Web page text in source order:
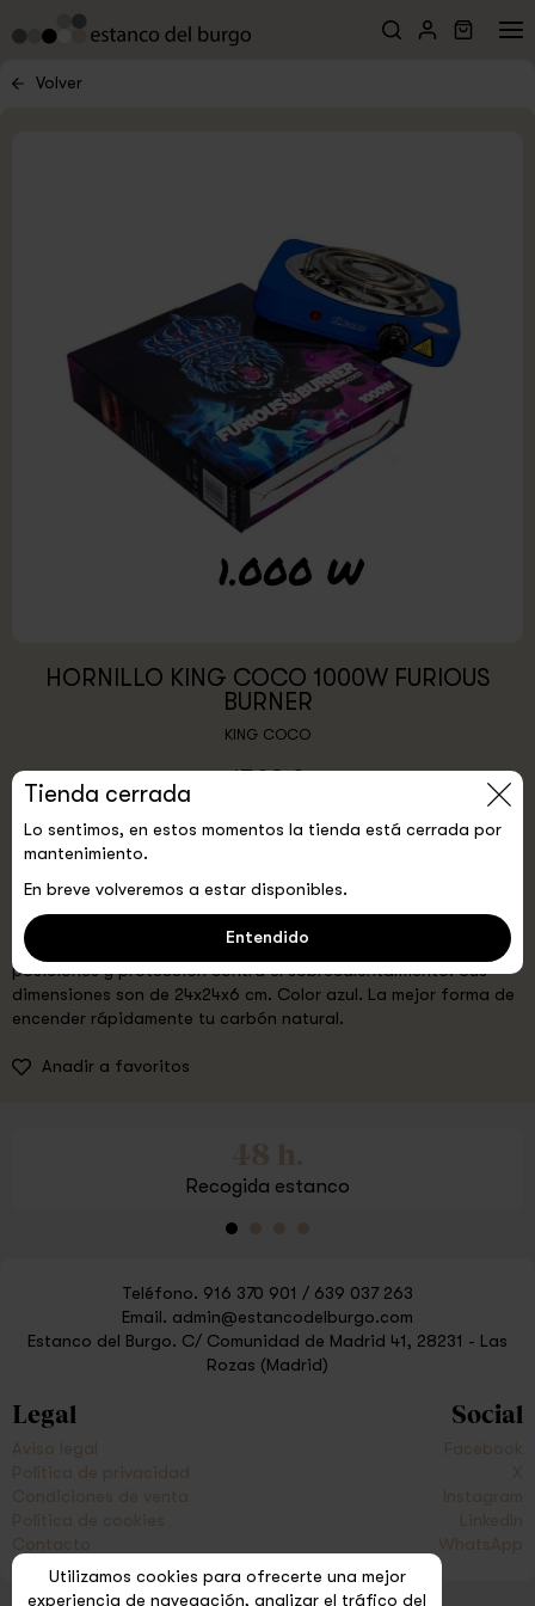
Utilizamos cookies para ofrecerte una mejor
experiencia de navegación, analizar el tráfico del
Volver
HORNILLO KING COCO 1000W FURIOUS
BURNER
KING COCO
17,00 €
COLOR:Estándar
0 Agotado
Hornillo eléctrico de 1000 W con potencia ajustable de 5
posiciones y protección contra el sobrecalentamiento. Sus
dimensiones son de 24x24x6 cm. Color azul. La mejor forma de
encender rápidamente tu carbón natural.
Anadir a favoritos
Recogida estanco
Teléfono. 916 370 901 / 639 037 263
Email. admin@estancodelburgo.com
Estanco del Burgo. C/ Comunidad de Madrid 41, 28231 - Las
Rozas (Madrid)
Legal Social
Tienda cerrada
Lo sentimos, en estos momentos la tienda está cerrada por
mantenimiento.
En breve volveremos a estar disponibles.
Entendido